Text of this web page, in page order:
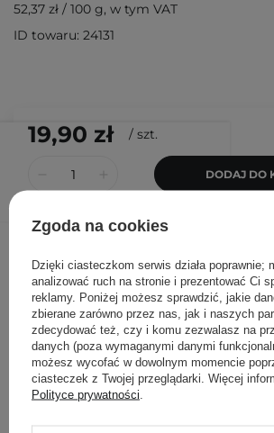
19,90 zł / szt.
DODAJ DO
52,37 zł / 100 g, w tym VAT
ID towaru: 24131
Inni klienci
Zgoda na cookies
Dzięki ciasteczkom serwis działa poprawnie;
analizować ruch na stronie i prezentować Ci
reklamy. Poniżej możesz sprawdzić, jakie
zbierane zarówno przez nas, jak i naszych
zdecydować też, czy i komu zezwalasz na
danych (poza wymaganymi danymi
możesz wycofać w dowolnym momencie
ciasteczek z Twojej przeglądarki. Więcej
Polityce prywatności